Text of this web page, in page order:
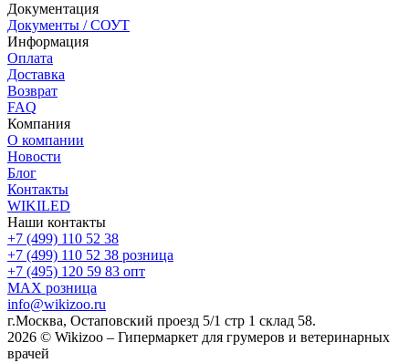
Документация
Документы / СОУТ
Информация
Оплата
Доставка
Возврат
FAQ
Компания
О компании
Новости
Блог
Контакты
WIKILED
Наши контакты
+7 (499) 110 52 38
+7 (499) 110 52 38 розница
+7 (495) 120 59 83 опт
MAX розница
info@wikizoo.ru
г.Москва, Остаповский проезд 5/1 стр 1 склад 58.
2026 © Wikizoo – Гипермаркет для грумеров и ветеринарных
врачей